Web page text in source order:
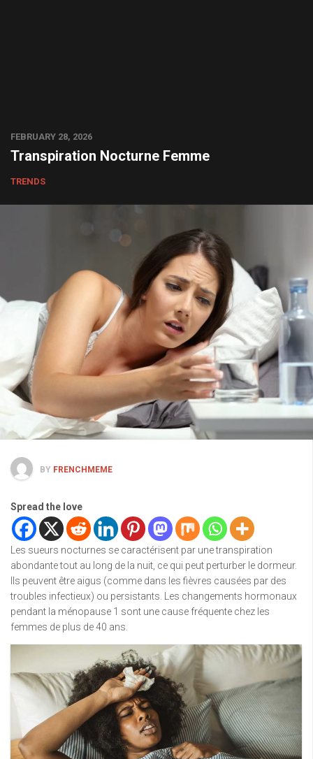
FEBRUARY 28, 2026
Transpiration Nocturne Femme
TRENDS
BY FRENCHMEME
Spread the love
Les sueurs nocturnes se caractérisent par une transpiration
abondante tout au long de la nuit, ce qui peut perturber le dormeur.
Ils peuvent être aigus (comme dans les fièvres causées par des
troubles infectieux) ou persistants. Les changements hormonaux
pendant la ménopause 1 sont une cause fréquente chez les
femmes de plus de 40 ans.